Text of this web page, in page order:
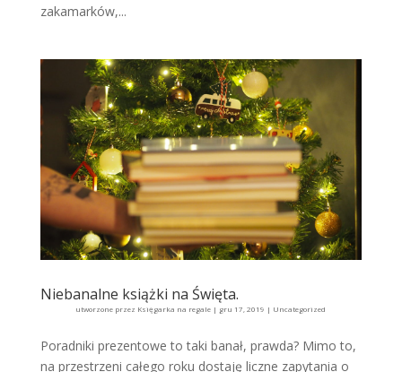
zakamarków,...
Niebanalne książki na Święta.
utworzone przez Księgarka na regale | gru 17, 2019 | Uncategorized
Poradniki prezentowe to taki banał, prawda? Mimo to,
na przestrzeni całego roku dostaję liczne zapytania o